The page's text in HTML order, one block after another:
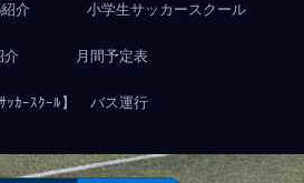
介 小学生サッカースクール
介 月間予定表
ｻｯｶｰｽｸｰﾙ】 バス運行